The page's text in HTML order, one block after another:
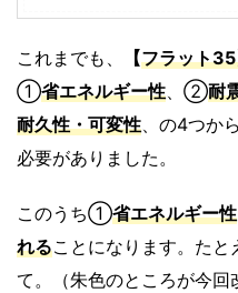
これまでも、 【フラット
①省エネルギー性、②耐
耐久性・可変性、の4つか
必要がありました。
このうち①省エネルギー性
れることになります。た
て。（朱色のところが今回